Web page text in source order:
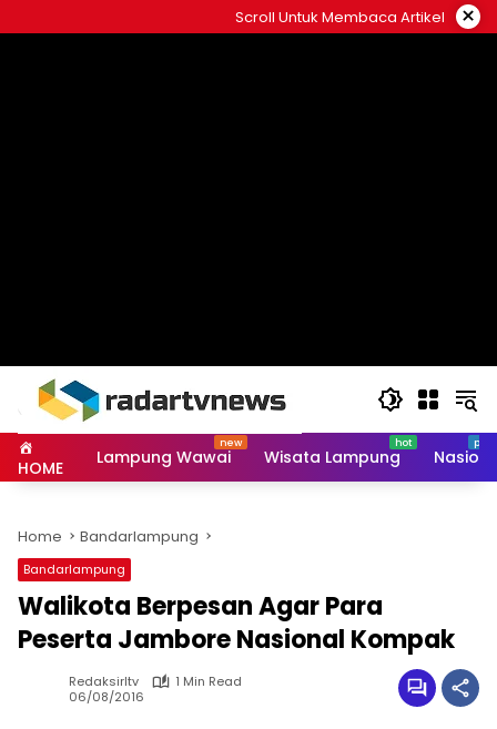
to
Scroll Untuk Membaca Artikel ×
HOME Lampung Wawai Wisata Lampung
Home Bandarlampung
Bandarlampung
Walikota Berpesan Agar Para
Peserta Jambore Nasional Kompak
Redaksirltv
1 Min Read
06/08/2016